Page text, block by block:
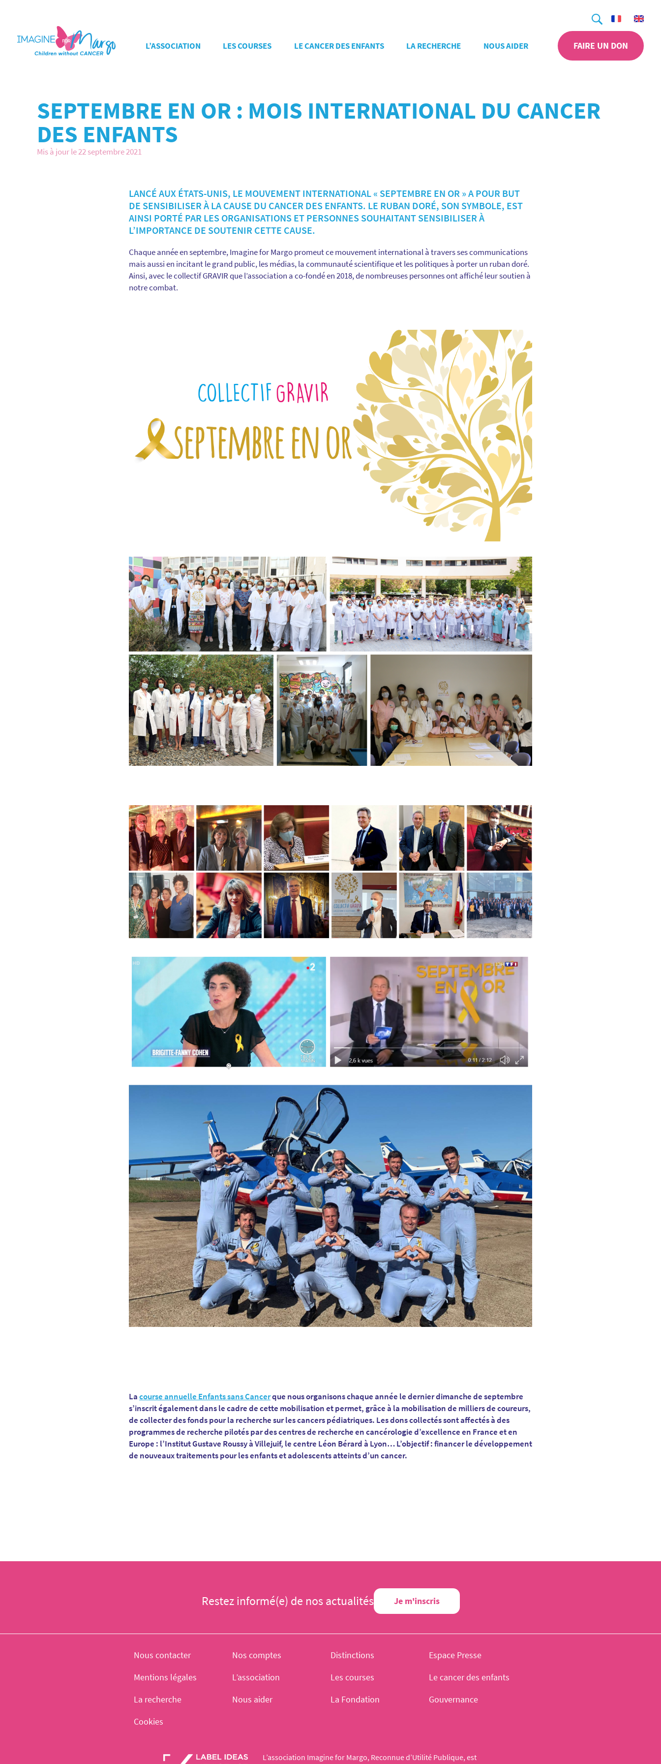
Recherche
L’ASSOCIATION LES COURSES LE CANCER DES ENFANTS LA RECHERCHE NOUS AIDER FAIRE UN DON
SEPTEMBRE EN OR : MOIS INTERNATIONAL DU CANCER
DES ENFANTS
Mis à jour le 22 septembre 2021
LANCÉ AUX ÉTATS-UNIS, LE MOUVEMENT INTERNATIONAL « SEPTEMBRE EN OR » A POUR BUT
DE SENSIBILISER À LA CAUSE DU CANCER DES ENFANTS. LE RUBAN DORÉ, SON SYMBOLE, EST
AINSI PORTÉ PAR LES ORGANISATIONS ET PERSONNES SOUHAITANT SENSIBILISER À
L’IMPORTANCE DE SOUTENIR CETTE CAUSE.
Chaque année en septembre, Imagine for Margo promeut ce mouvement international à travers ses communications
mais aussi en incitant le grand public, les médias, la communauté scientifique et les politiques à porter un ruban doré.
Ainsi, avec le collectif GRAVIR que l’association a co-fondé en 2018, de nombreuses personnes ont affiché leur soutien à
notre combat.
Lacourse annuelle Enfants sans Cancerque nous organisons chaque année le dernier dimanche de septembre
s’inscrit également dans le cadre de cette mobilisation et permet, grâce à la mobilisation de milliers de coureurs,
de collecter des fonds pour la recherche sur les cancers pédiatriques. Les dons collectés sont affectés à des
programmes de recherche pilotés par des centres de recherche en cancérologie d’excellence en France et en
Europe : l’Institut Gustave Roussy à Villejuif, le centre Léon Bérard à Lyon… L’objectif : financer le développement
de nouveaux traitements pour les enfants et adolescents atteints d’un cancer.
Restez informé(e) de nos actualités Je m'inscris
L’association Imagine for Margo, Reconnue d’Utilité Publique, est
Nous contacter Nos comptes Distinctions
Espace Presse
Mentions légales
L’association Les courses
Le cancer des enfants
La recherche
Nous aider La Fondation
Gouvernance
Cookies